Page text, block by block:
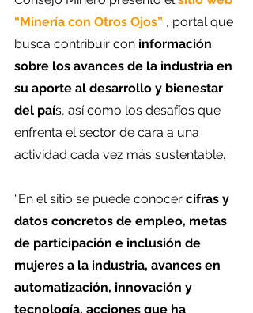
“Minería con Otros Ojos” , portal que
busca contribuir con información
sobre los avances de la industria en
su aporte al desarrollo y bienestar
del país, así como los desafíos que
enfrenta el sector de cara a una
actividad cada vez más sustentable.
“En el sitio se puede conocer cifras y
datos concretos de empleo, metas
de participación e inclusión de
mujeres a la industria, avances en
automatización, innovación y
tecnología, acciones que ha